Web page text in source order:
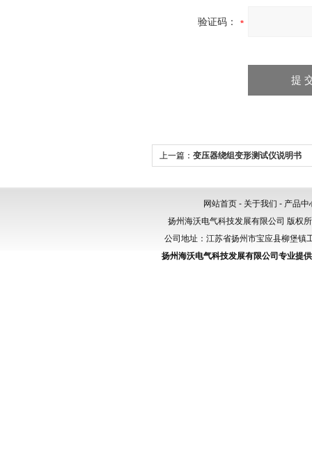
验证码：
上一篇： 变压器绕组变形测试仪说明书
网站首页 - 关于我们 - 产品中
扬州海沃电气科技发展有限公司 版权
公司地址：江苏省扬州市宝应县柳堡
扬州海沃电气科技发展有限公司专业提供